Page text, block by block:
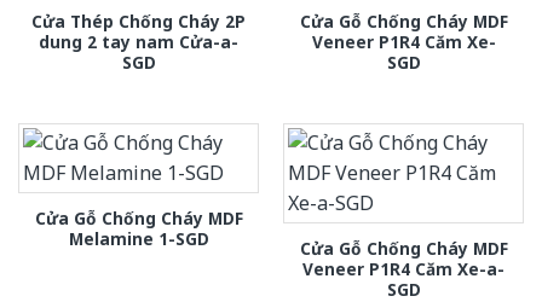
Cửa Thép Chống Cháy 2P
dung 2 tay nam Cửa-a-
SGD
Cửa Gỗ Chống Cháy MDF
Veneer P1R4 Căm Xe-
SGD
Cửa Gỗ Chống Cháy MDF
Melamine 1-SGD
Cửa Gỗ Chống Cháy MDF
Veneer P1R4 Căm Xe-a-
SGD